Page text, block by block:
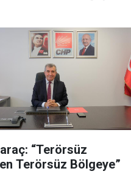
“Terörsüz
Terörsüz Bölgeye”